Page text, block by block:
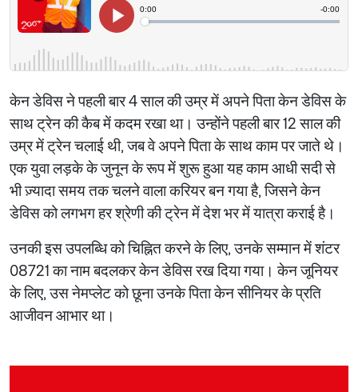
केन डेविस ने पहली बार 4 साल की उम्र में अपने पिता केन डेविस के
साथ ट्रेन की कैब में कदम रखा था। उन्होंने पहली बार 12 साल की
उम्र में ट्रेन चलाई थी, जब वे अपने पिता के साथ काम पर जाते थे।
एक युवा लड़के के जुनून के रूप में शुरू हुआ यह काम आधी सदी से
भी ज़्यादा समय तक चलने वाला करियर बन गया है, जिसने केन
डेविस को लगभग हर श्रेणी की ट्रेन में देश भर में यात्रा कराई है।
उनकी इस उपलब्धि को चिह्नित करने के लिए, उनके सम्मान में शंटर
08721 का नाम बदलकर केन डेविस रख दिया गया। केन जूनियर
के लिए, उस नेमप्लेट को छूना उनके पिता केन सीनियर के प्रति
आजीवन आभार था।